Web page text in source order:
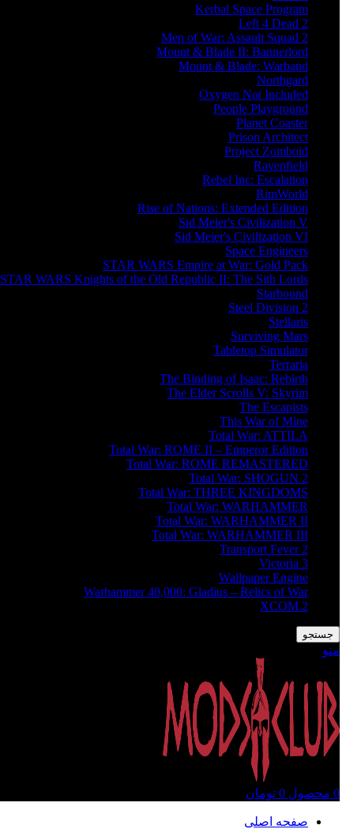
Kerbal Space Program
Left 4 Dead 2
Men of War: Assault Squad 2
Mount & Blade II: Bannerlord
Mount & Blade: Warband
Northgard
Oxygen Not Included
People Playground
Planet Coaster
Prison Architect
Project Zomboid
Ravenfield
Rebel Inc: Escalation
RimWorld
Rise of Nations: Extended Edition
Sid Meier's Civilization V
Sid Meier's Civilization VI
Space Engineers
STAR WARS Empire at War: Gold Pack
STAR WARS Knights of the Old Republic II: The Sith Lords
Starbound
Steel Division 2
Stellaris
Surviving Mars
Tabletop Simulator
Terraria
The Binding of Isaac: Rebirth
The Elder Scrolls V: Skyrim
The Escapists
This War of Mine
Total War: ATTILA
Total War: ROME II – Emperor Edition
Total War: ROME REMASTERED
Total War: SHOGUN 2
Total War: THREE KINGDOMS
Total War: WARHAMMER
Total War: WARHAMMER II
Total War: WARHAMMER III
Transport Fever 2
Victoria 3
Wallpaper Engine
Warhammer 40,000: Gladius – Relics of War
XCOM 2
جستجو
منو
0 محصول 0 تومان
صفحه اصلی